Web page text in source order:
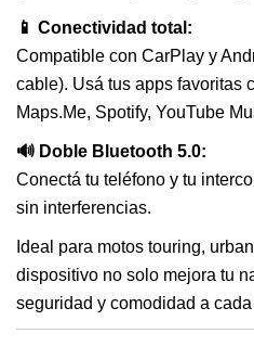
📱 Conectividad total:
Compatible con CarPlay y
cable). Usá tus apps favoritas
Maps.Me, Spotify, YouTube
🔊 Doble Bluetooth 5.0:
Conectá tu teléfono y tu
sin interferencias.
Ideal para motos touring,
dispositivo no solo mejora tu
seguridad y comodidad a